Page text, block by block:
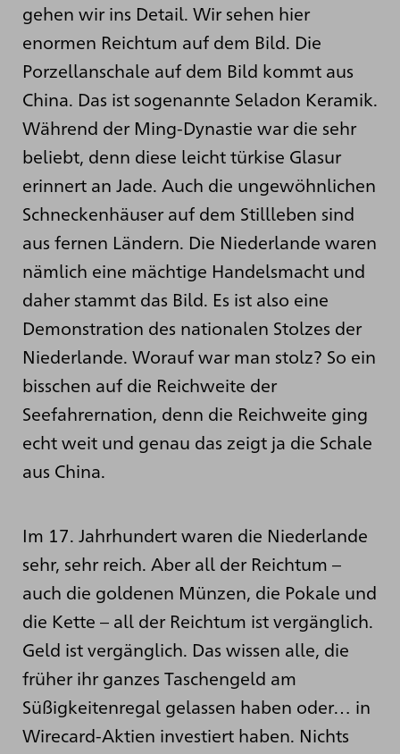
gehen wir ins Detail. Wir sehen hier
enormen Reichtum auf dem Bild. Die
Porzellanschale auf dem Bild kommt aus
China. Das ist sogenannte Seladon Keramik.
Während der Ming-Dynastie war die sehr
beliebt, denn diese leicht türkise Glasur
erinnert an Jade. Auch die ungewöhnlichen
Schneckenhäuser auf dem Stillleben sind
aus fernen Ländern. Die Niederlande waren
nämlich eine mächtige Handelsmacht und
daher stammt das Bild. Es ist also eine
Demonstration des nationalen Stolzes der
Niederlande. Worauf war man stolz? So ein
bisschen auf die Reichweite der
Seefahrernation, denn die Reichweite ging
echt weit und genau das zeigt ja die Schale
aus China.
Im 17. Jahrhundert waren die Niederlande
sehr, sehr reich. Aber all der Reichtum –
auch die goldenen Münzen, die Pokale und
die Kette – all der Reichtum ist vergänglich.
Geld ist vergänglich. Das wissen alle, die
früher ihr ganzes Taschengeld am
Süßigkeitenregal gelassen haben oder… in
Wirecard-Aktien investiert haben. Nichts